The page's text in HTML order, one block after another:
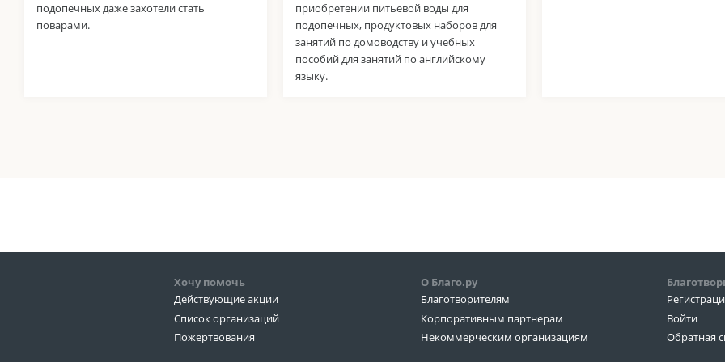
подопечных даже захотели стать
поварами.
приобретении питьевой воды для
подопечных, продуктовых наборов для
занятий по домоводству и учебных
пособий для занятий по английскому
языку.
Хочу помочь
Действующие акции
Список организаций
Пожертвования
О Благо.ру
Благотворителям
Корпоративным партнерам
Некоммерческим организациям
Войти
Обратная